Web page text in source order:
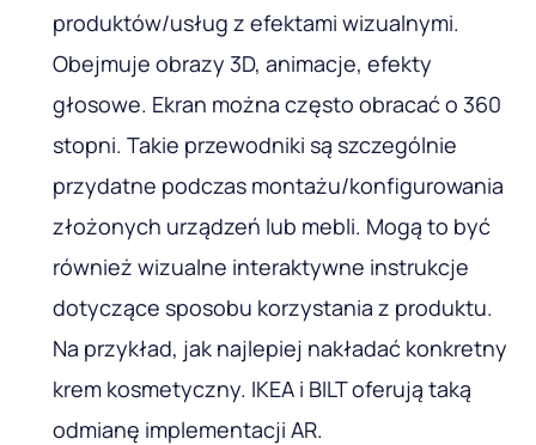
produktów/usług z efektami wizualnymi.
Obejmuje obrazy 3D, animacje, efekty
głosowe. Ekran można często obracać o 360
stopni. Takie przewodniki są szczególnie
przydatne podczas montażu/konfigurowania
złożonych urządzeń lub mebli. Mogą to być
również wizualne interaktywne instrukcje
dotyczące sposobu korzystania z produktu.
Na przykład, jak najlepiej nakładać konkretny
krem ​​kosmetyczny. IKEA i BILT oferują taką
odmianę implementacji AR.